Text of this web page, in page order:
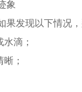
象
发现以下情况，
滴；
；